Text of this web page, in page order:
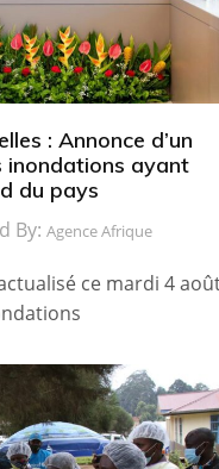
: Annonce d’un
inondations ayant
du pays
By: Agence Afrique
ce mardi 4